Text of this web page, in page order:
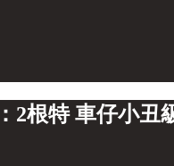
2根特 車仔小丑